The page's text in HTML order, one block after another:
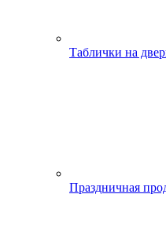
Таблички на
Праздничная